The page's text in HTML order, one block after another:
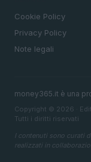
Cookie Policy
Privacy Policy
Note legali
money365.it è una
Copyright © 2026 ·
Tutti i diritti riservati
I contenuti sono curati
realizzati in